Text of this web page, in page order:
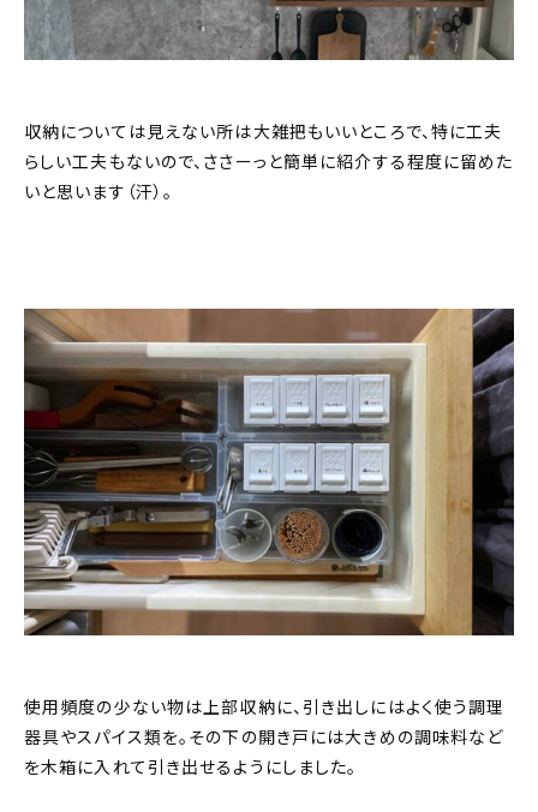
収納については見えない所は大雑把もいいところで、特に工夫
らしい工夫もないので、ささーっと簡単に紹介する程度に留めた
いと思います（汗）。
使用頻度の少ない物は上部収納に、引き出しにはよく使う調理
器具やスパイス類を。その下の開き戸には大きめの調味料など
を木箱に入れて引き出せるようにしました。